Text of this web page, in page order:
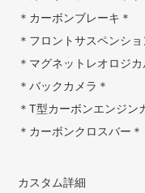
＊カーボンブレーキ＊
＊フロントサスペンシ
＊マグネットレオロジ
＊バックカメラ＊
＊T型カーボンエンジン
＊カーボンクロスバー＊
カスタム詳細